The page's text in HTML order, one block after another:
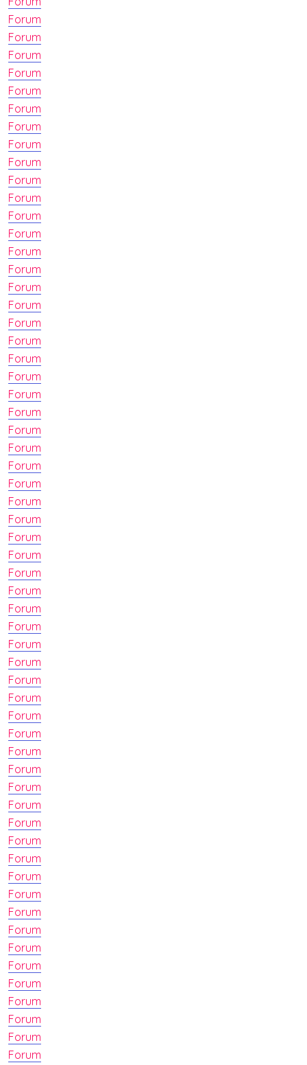
Forum
Forum
Forum
Forum
Forum
Forum
Forum
Forum
Forum
Forum
Forum
Forum
Forum
Forum
Forum
Forum
Forum
Forum
Forum
Forum
Forum
Forum
Forum
Forum
Forum
Forum
Forum
Forum
Forum
Forum
Forum
Forum
Forum
Forum
Forum
Forum
Forum
Forum
Forum
Forum
Forum
Forum
Forum
Forum
Forum
Forum
Forum
Forum
Forum
Forum
Forum
Forum
Forum
Forum
Forum
Forum
Forum
Forum
Forum